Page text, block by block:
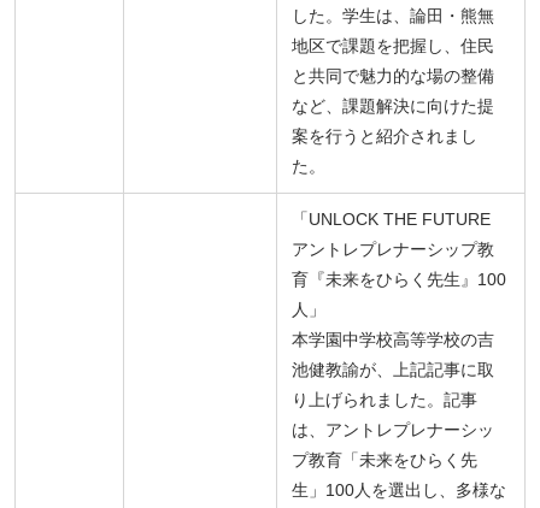
した。学生は、論田・熊無
地区で課題を把握し、住民
と共同で魅力的な場の整備
など、課題解決に向けた提
案を行うと紹介されまし
た。
「UNLOCK THE FUTURE
アントレプレナーシップ教
育『未来をひらく先生』100
人」
本学園中学校高等学校の吉
池健教諭が、上記記事に取
り上げられました。記事
は、アントレプレナーシッ
プ教育「未来をひらく先
生」100人を選出し、多様な